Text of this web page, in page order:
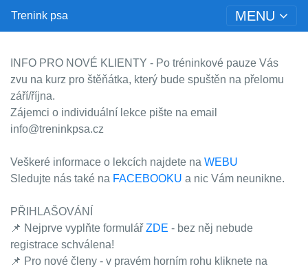
Trenink psa MENU
INFO PRO NOVÉ KLIENTY - Po tréninkové pauze Vás
zvu na kurz pro štěňátka, který bude spuštěn na přelomu
září/října.
Zájemci o individuální lekce pište na email
info@treninkpsa.cz
Veškeré informace o lekcích najdete na WEBU
Sledujte nás také na FACEBOOKU a nic Vám neunikne.
PŘIHLAŠOVÁNÍ
📌 Nejprve vyplňte formulář ZDE - bez něj nebude
registrace schválena!
📌 Pro nové členy - v pravém horním rohu kliknete na